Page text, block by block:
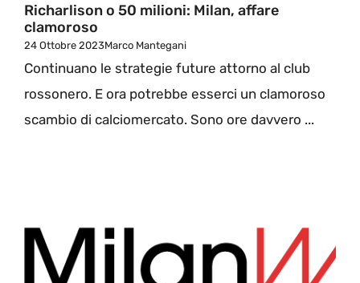
Richarlison o 50 milioni: Milan, affare
clamoroso
24 Ottobre 2023Marco Mantegani
Continuano le strategie future attorno al club
rossonero. E ora potrebbe esserci un clamoroso
scambio di calciomercato. Sono ore davvero ...